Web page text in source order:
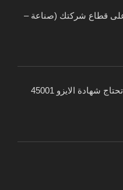
على قطاع شركتك (صناعة –
أهم الصناعات اللي تحتاج شهادة الايزو 45001